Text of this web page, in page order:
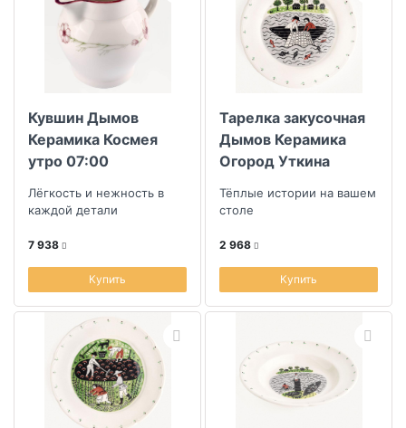
Кувшин Дымов
Керамика Космея
утро 07:00
Лёгкость и нежность в
каждой детали
7 938
Купить
Тарелка закусочная
Дымов Керамика
Огород Уткина
Тёплые истории на вашем
столе
2 968
Купить